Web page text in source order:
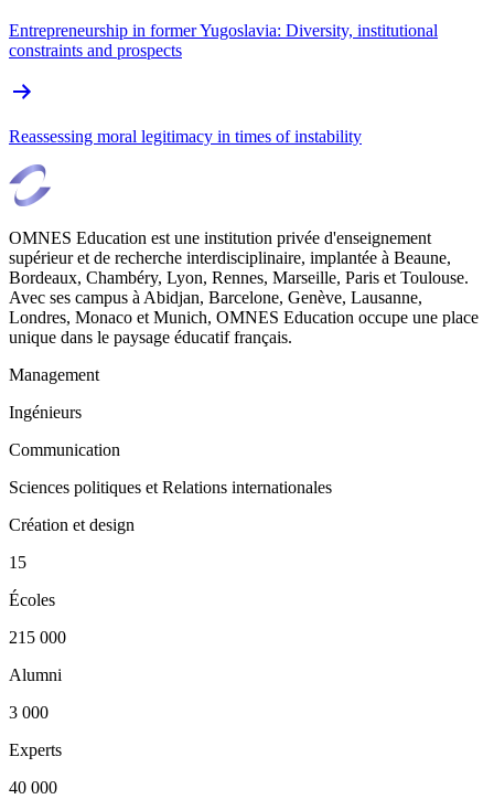
Entrepreneurship in former Yugoslavia: Diversity, institutional
constraints and prospects
Reassessing moral legitimacy in times of instability
OMNES Education est une institution privée d'enseignement
supérieur et de recherche interdisciplinaire, implantée à Beaune,
Bordeaux, Chambéry, Lyon, Rennes, Marseille, Paris et Toulouse.
Avec ses campus à Abidjan, Barcelone, Genève, Lausanne,
Londres, Monaco et Munich, OMNES Education occupe une place
unique dans le paysage éducatif français.
Management
Ingénieurs
Communication
Sciences politiques et Relations internationales
Création et design
15
Écoles
215 000
Alumni
3 000
Experts
40 000